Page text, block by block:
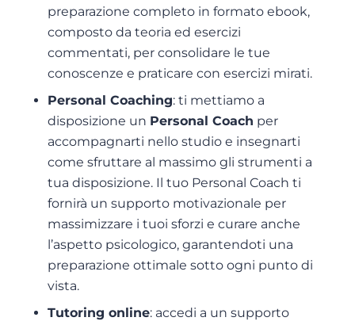
preparazione completo in formato ebook,
composto da teoria ed esercizi
commentati, per consolidare le tue
conoscenze e praticare con esercizi mirati.
Personal Coaching: ti mettiamo a
disposizione un Personal Coach per
accompagnarti nello studio e insegnarti
come sfruttare al massimo gli strumenti a
tua disposizione. Il tuo Personal Coach ti
fornirà un supporto motivazionale per
massimizzare i tuoi sforzi e curare anche
l’aspetto psicologico, garantendoti una
preparazione ottimale sotto ogni punto di
vista.
Tutoring online: accedi a un supporto